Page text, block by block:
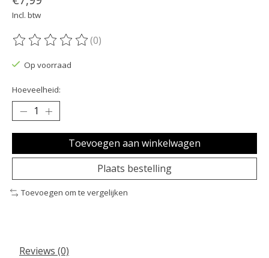
Incl. btw
De beoordeling van dit product is
(0)
Op voorraad
Hoeveelheid:
Toevoegen aan winkelwagen
Plaats bestelling
Toevoegen om te vergelijken
Reviews (0)